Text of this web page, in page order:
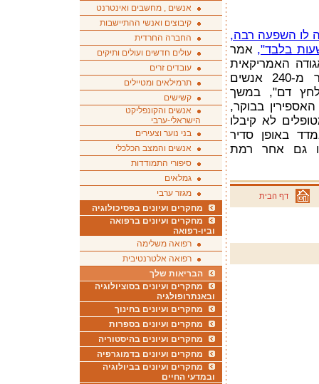
לו השפעה רבה,
בלבד", אמר
האמריקאית
ליתר לחץ דם, נערך בקרב יותר מ-240 אנשים
לחץ דם", במשך
בבוקר,
לא קיבלו
באופן סדיר
גם אחר רמת
דף הבית
אנשים , מחשבים ואינטרנט
קיבוצים ואנשי ההתיישבות
החברה החרדית
עולים חדשים ועולים ותיקים
עובדים זרים
תרמילאים ומטיילים
קשישים
אנשים והקונפליקט
הישראלי-ערבי
בני נוער וצעירים
אנשים והמצב הכלכלי
סיפורי התמודדות
גמלאים
מגזר ערבי
מחקרים ועיונים בפסיכולוגיה
מחקרים ועיונים ברפואה
וביו-רפואה
רפואה משלימה
רפואה אלטרנטיבית
הבריאות שלך
מחקרים ועיונים בסוציולוגיה
ובאנתרופולגיה
מחקרים ועיונים בחינוך
מחקרים ועיונים בספרות
מחקרים ועיונים בהיסטוריה
מחקרים ועיונים בדמוגרפיה
מחקרים ועיונים בביולוגיה
ובמדעי החיים